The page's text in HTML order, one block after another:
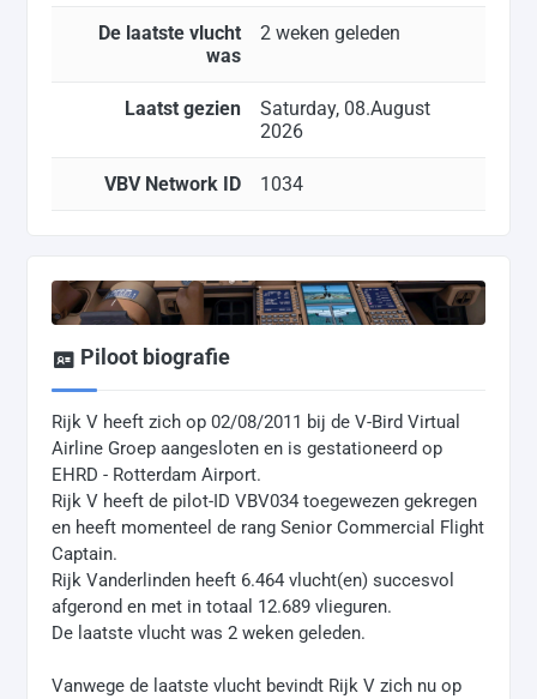
De laatste vlucht
was
2 weken geleden
Laatst gezien
Saturday, 08.August
2026
VBV Network ID 1034
Piloot biografie
Rijk V heeft zich op 02/08/2011 bij de V-Bird Virtual
Airline Groep aangesloten en is gestationeerd op
EHRD - Rotterdam Airport.
Rijk V heeft de pilot-ID VBV034 toegewezen gekregen
en heeft momenteel de rang Senior Commercial Flight
Captain.
Rijk Vanderlinden heeft 6.464 vlucht(en) succesvol
afgerond en met in totaal 12.689 vlieguren.
De laatste vlucht was 2 weken geleden.
Vanwege de laatste vlucht bevindt Rijk V zich nu op